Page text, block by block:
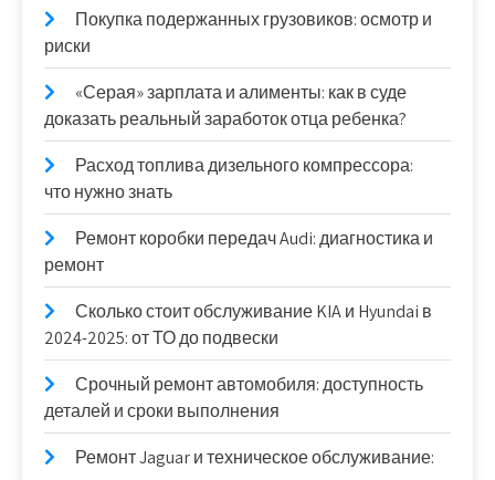
Покупка подержанных грузовиков: осмотр и
риски
«Серая» зарплата и алименты: как в суде
доказать реальный заработок отца ребенка?
Расход топлива дизельного компрессора:
что нужно знать
Ремонт коробки передач Audi: диагностика и
ремонт
Сколько стоит обслуживание KIA и Hyundai в
2024-2025: от ТО до подвески
Срочный ремонт автомобиля: доступность
деталей и сроки выполнения
Ремонт Jaguar и техническое обслуживание: